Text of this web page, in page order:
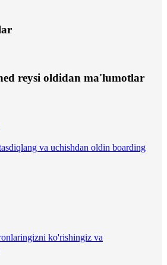
reysi oldidan ma'lumotlar
va uchishdan oldin boarding
ko'rishingiz va